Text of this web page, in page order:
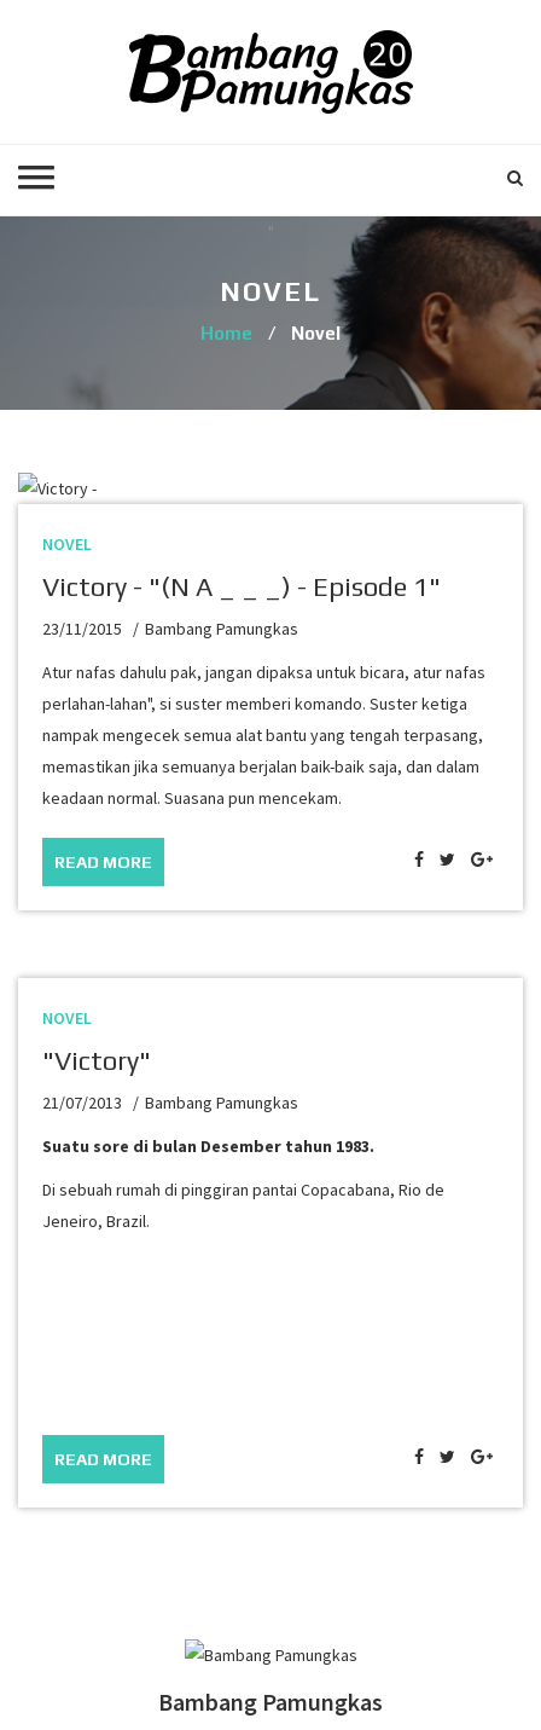
NOVEL
Home / Novel
NOVEL
Victory - "(n A _ _ _) - Episode 1"
23/11/2015
Bambang Pamungkas
Atur nafas dahulu pak, jangan dipaksa untuk bicara, atur nafas
perlahan-lahan", si suster memberi komando. Suster ketiga
nampak mengecek semua alat bantu yang tengah terpasang,
memastikan jika semuanya berjalan baik-baik saja, dan dalam
keadaan normal. Suasana pun mencekam.
READ MORE
NOVEL
"Victory"
21/07/2013
Bambang Pamungkas
Suatu sore di bulan Desember tahun 1983.
Di sebuah rumah di pinggiran pantai Copacabana, Rio de
Jeneiro, Brazil.
READ MORE
Bambang Pamungkas